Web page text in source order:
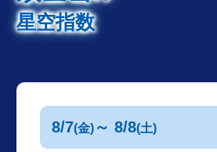
星空指数
8/7(金) ～ 8/8(土)